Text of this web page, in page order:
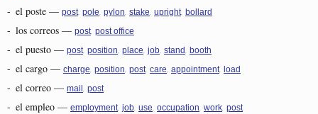
- el poste — post pole pylon stake upright bollard
- los correos — post post office
- el puesto — post position place job stand booth
- el cargo — charge position post care appointment load
- el correo — mail post
- el empleo — employment job use occupation work post